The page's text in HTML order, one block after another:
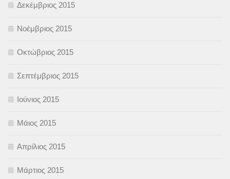
Δεκέμβριος 2015
Νοέμβριος 2015
Οκτώβριος 2015
Σεπτέμβριος 2015
Ιούνιος 2015
Μάιος 2015
Απρίλιος 2015
Μάρτιος 2015